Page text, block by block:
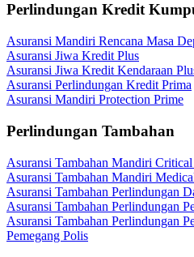
Perlindungan Kredit
Asuransi Mandiri Rencana Masa
Asuransi Jiwa Kredit Plus
Asuransi Jiwa Kredit Kendaraan
Asuransi Perlindungan Kredit Prima
Asuransi Mandiri Protection Prime
Perlindungan Tambahan
Asuransi Tambahan Mandiri
Asuransi Tambahan Mandiri
Asuransi Tambahan Perlindungan
Asuransi Tambahan Perlindungan
Asuransi Tambahan Perlindungan
Pemegang Polis